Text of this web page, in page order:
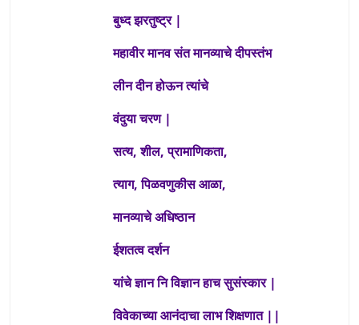
बुध्द झरतुष्ट्र |
महावीर मानव संत मानव्याचे दीपस्तंभ
लीन दीन होऊन त्यांचे
वंदुया चरण |
सत्य, शील, प्रामाणिकता,
त्याग, पिळवणुकीस आळा,
मानव्याचे अधिष्ठान
ईशतत्व दर्शन
यांचे ज्ञान नि विज्ञान हाच सुसंस्कार |
विवेकाच्या आनंदाचा लाभ शिक्षणात ||